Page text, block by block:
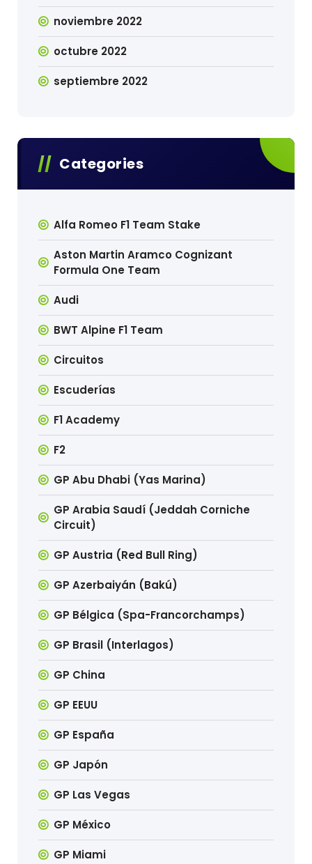
noviembre 2022
octubre 2022
septiembre 2022
Categories
Alfa Romeo F1 Team Stake
Aston Martin Aramco Cognizant
Formula One Team
Audi
BWT Alpine F1 Team
Circuitos
Escuderías
F1 Academy
F2
GP Abu Dhabi (Yas Marina)
GP Arabia Saudí (Jeddah Corniche
Circuit)
GP Austria (Red Bull Ring)
GP Azerbaiyán (Bakú)
GP Bélgica (Spa-Francorchamps)
GP Brasil (Interlagos)
GP China
GP EEUU
GP España
GP Japón
GP Las Vegas
GP México
GP Miami